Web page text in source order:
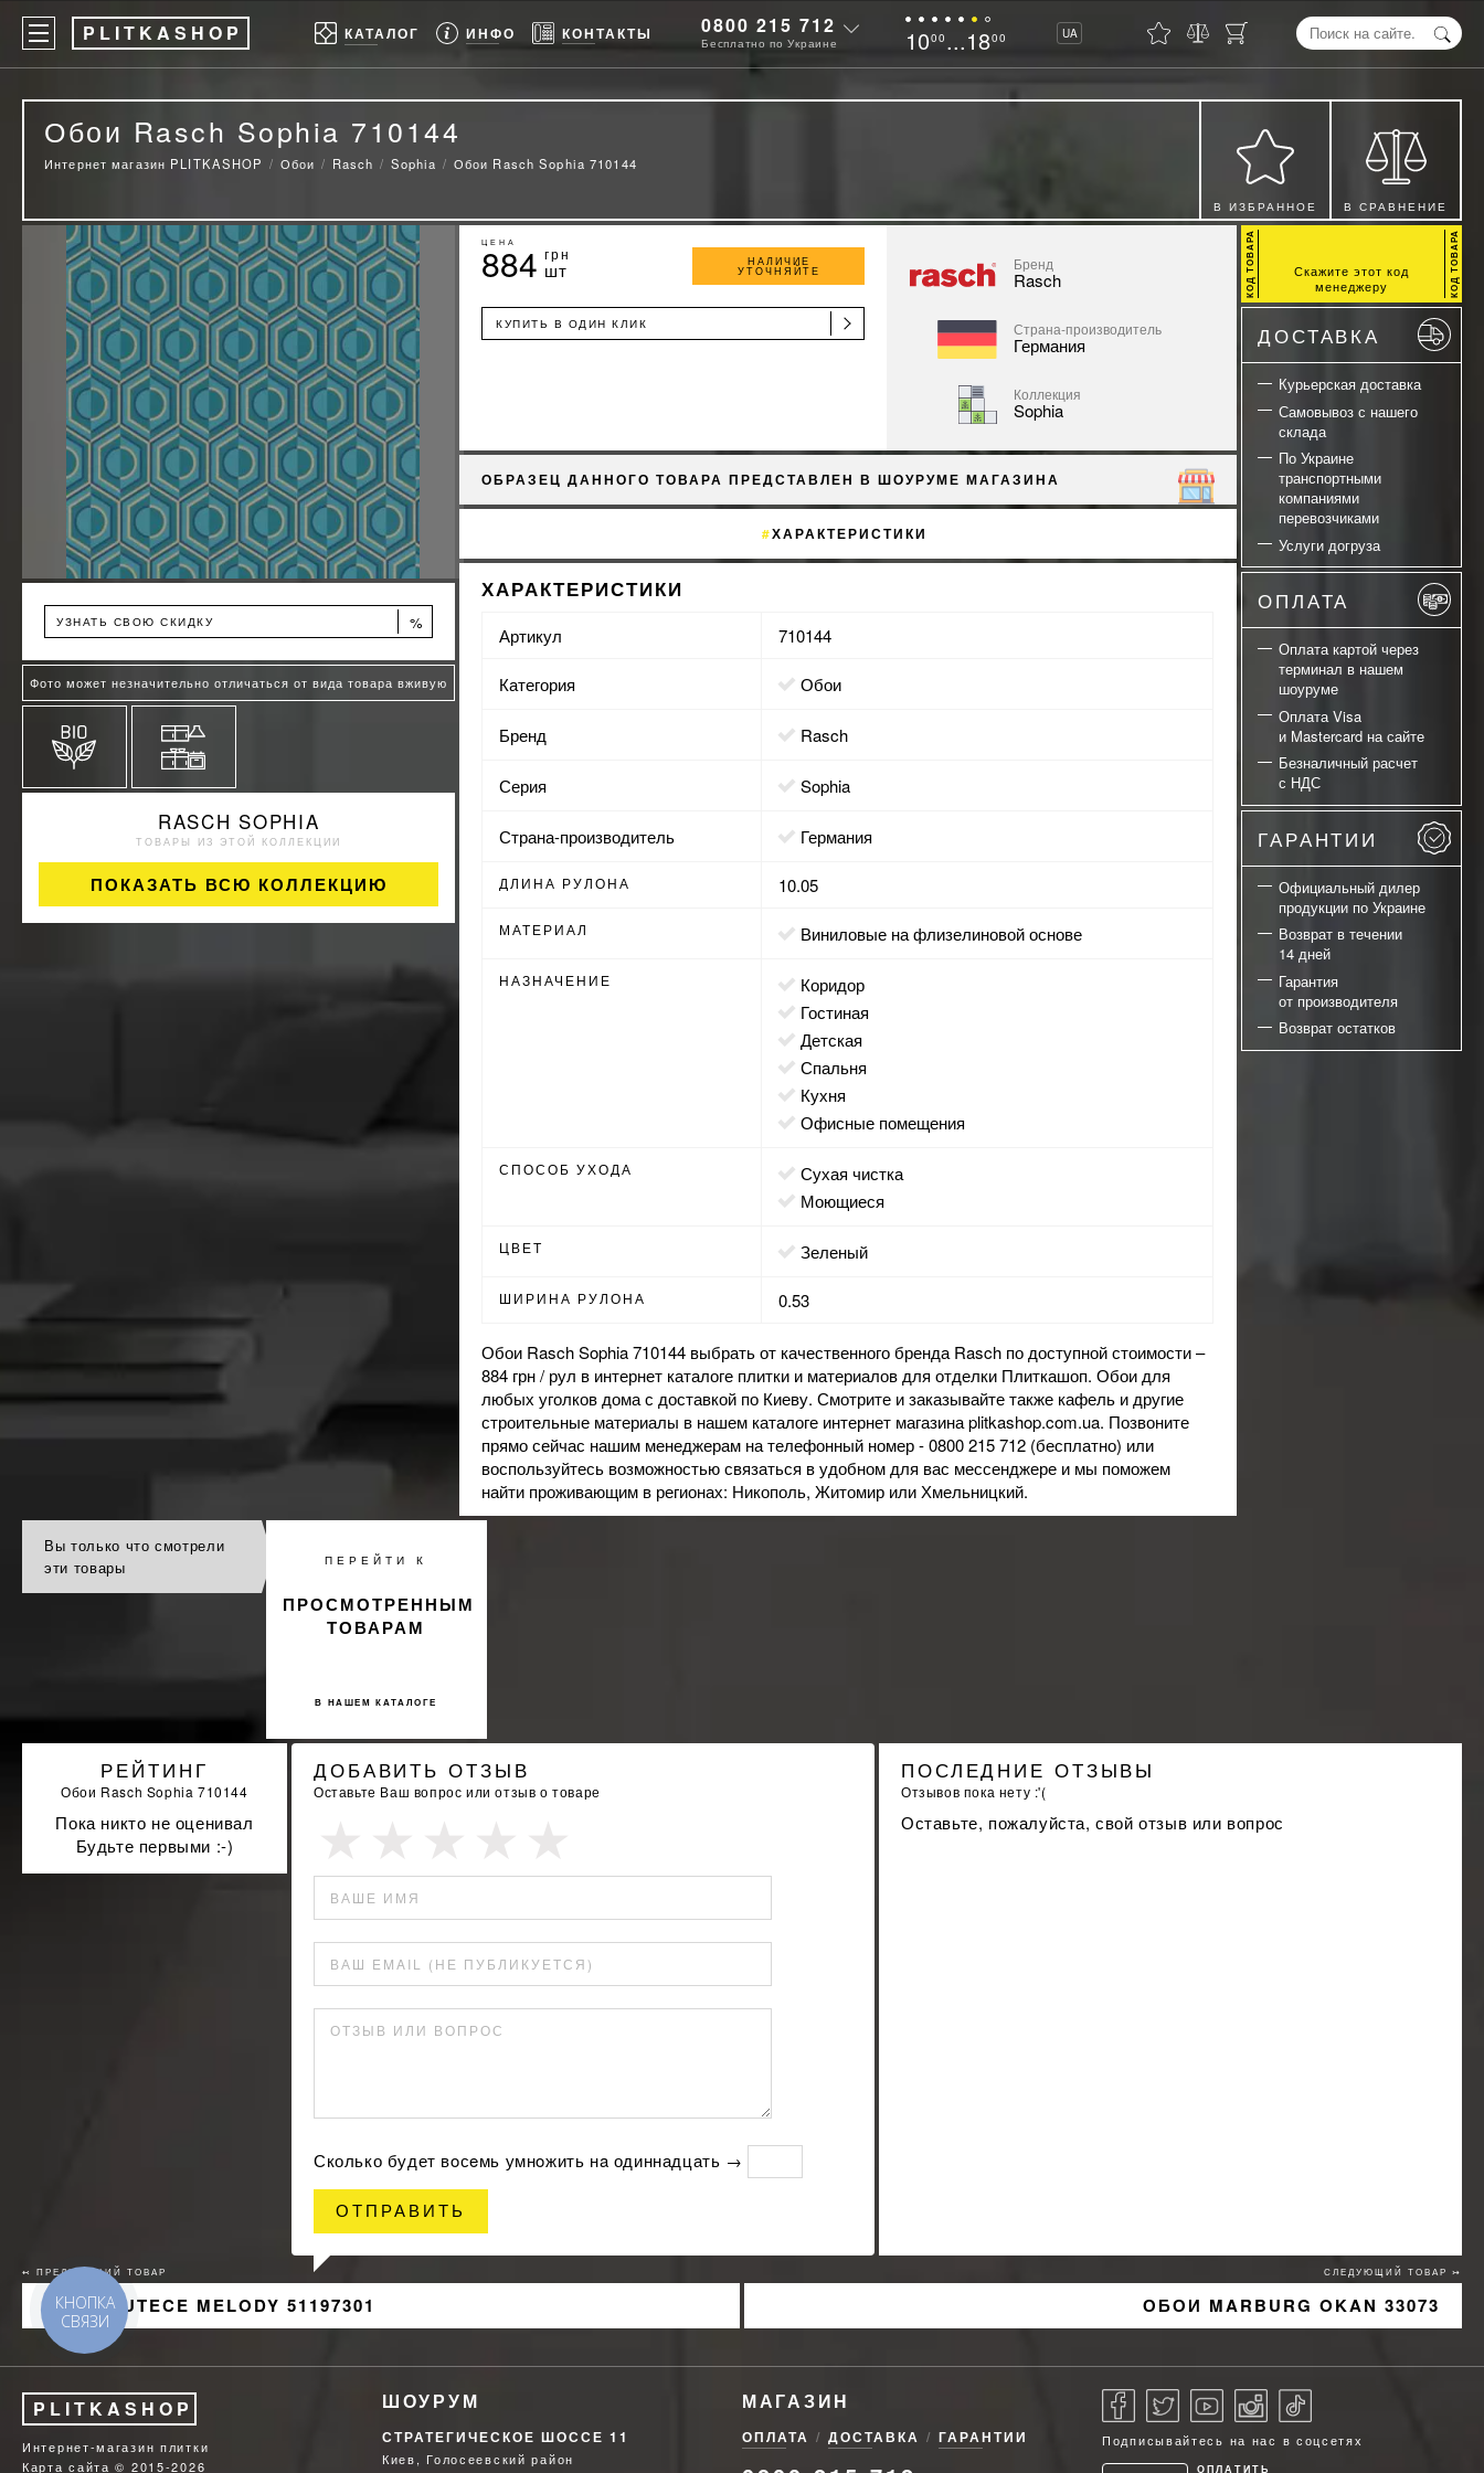
P LITKASHOP КАТАЛОГ ИНФО КОНТАКТЫ 0800 215 712
Бесплатно по Украине 1000 ...1800 UA
Обои Rasch Sophia 710144
Интернет магазин PLITKASHOP Обои Rasch Sophia Обои Rasch Sophia 710144
В ИЗБРАННОЕ В СРАВНЕНИЕ
УЗНАТЬ СВОЮ СКИДКУ %
Фото может незначительно отличаться от вида товара вживую
RASCH SOPHIA
ТОВАРЫ ИЗ ЭТОЙ КОЛЛЕКЦИИ
ПОКАЗАТЬ ВСЮ КОЛЛЕКЦИЮ
ЦЕНА
884 грн
шт НАЛИЧИЕ
УТОЧНЯЙТЕ
КУПИТЬ В ОДИН КЛИК
Бренд
Rasch
Страна-производитель
Германия
Коллекция
Sophia
ОБРАЗЕЦ ДАННОГО ТОВАРА ПРЕДСТАВЛЕН В ШОУРУМЕ МАГАЗИНА
ХАРАКТЕРИСТИКИ
ХАРАКТЕРИСТИКИ
Артикул 710144
Категория Обои
Бренд Rasch
Серия Sophia
Страна-производитель Германия
ДЛИНА РУЛОНА 10.05
МАТЕРИАЛ виниловые на флизелиновой основе
НАЗНАЧЕНИЕ
коридор
гостиная
детская
спальня
кухня
офисные помещения
СПОСОБ УХОДА
сухая чистка
моющиеся
ЦВЕТ зеленый
ШИРИНА РУЛОНА 0.53
Обои Rasch Sophia 710144 выбрать от качественного бренда Rasch по доступной стоимости –
884 грн / рул в интернет каталоге плитки и материалов для отделки Плиткашоп. Обои для
любых уголков дома с доставкой по Киеву. Смотрите и заказывайте также кафель и другие
строительные материалы в нашем каталоге интернет магазина plitkashop.com.ua. Позвоните
прямо сейчас нашим менеджерам на телефонный номер - 0800 215 712 (бесплатно) или
воспользуйтесь возможностью связаться в удобном для вас мессенджере и мы поможем
найти проживающим в регионах: Никополь, Житомир или Хмельницкий.
Скажите этот код
менеджеру
ДОСТАВКА
Курьерская доставка
Самовывоз с нашего
склада
По Украине
транспортными
компаниями
перевозчиками
Услуги догруза
ОПЛАТА
Оплата картой через
терминал в нашем
шоуруме
Оплата Visa
и Mastercard на сайте
Безналичный расчет
с НДС
ГАРАНТИИ
Официальный дилер
продукции по Украине
Возврат в течении
14 дней
Гарантия
от производителя
Возврат остатков
Вы только что смотрели
эти товары
ПЕРЕЙТИ К
В НАШЕМ КАТАЛОГЕ
ПРОСМОТРЕННЫМ
ТОВАРАМ
РЕЙТИНГ
Обои Rasch Sophia 710144
Пока никто не оценивал
Будьте первыми :-)
ДОБАВИТЬ ОТЗЫВ
Оставьте Ваш вопрос или отзыв о товаре
ВАШЕ ИМЯ
ВАШ EMAIL (НЕ ПУБЛИКУЕТСЯ)
ОТЗЫВ ИЛИ ВОПРОС
Сколько будет вoсeмь умнoжить нa одиннадцать →
ОТПРАВИТЬ
ПОСЛЕДНИЕ ОТЗЫВЫ
Отзывов пока нету :'(
Оставьте, пожалуйста, свой отзыв или вопрос
↢ ПРЕДЫДУЩИЙ ТОВАР
ОБОИ LUTECE MELODY 51197301
СЛЕДУЮЩИЙ ТОВАР ↣
ОБОИ MARBURG OKAN 33073
PLITKASHOP
Интернет-магазин плитки
Карта сайта © 2015-2026
ШОУРУМ
СТРАТЕГИЧЕСКОЕ ШОССЕ 11
Киев, Голосеевский район
МАГАЗИН
ОПЛАТА ДОСТАВКА ГАРАНТИИ Подписывайтесь на нас в соцсетях
ОПЛАТИТЬ
КНОПКА
СВЯЗИ